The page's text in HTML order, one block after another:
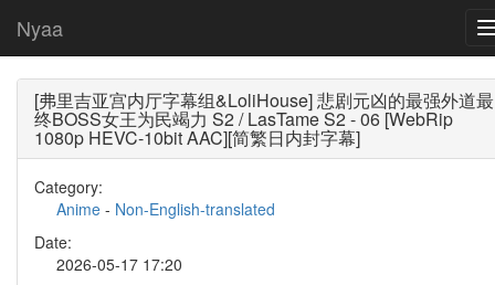
Nyaa
[弗里吉亚宫内厅字幕组&LoliHouse] 悲剧元凶的最强外道最
终BOSS女王为民竭力 S2 / LasTame S2 - 06 [WebRip
1080p HEVC-10bit AAC][简繁日内封字幕]
Category:
Anime - Non-English-translated
Date:
2026-05-17 17:20